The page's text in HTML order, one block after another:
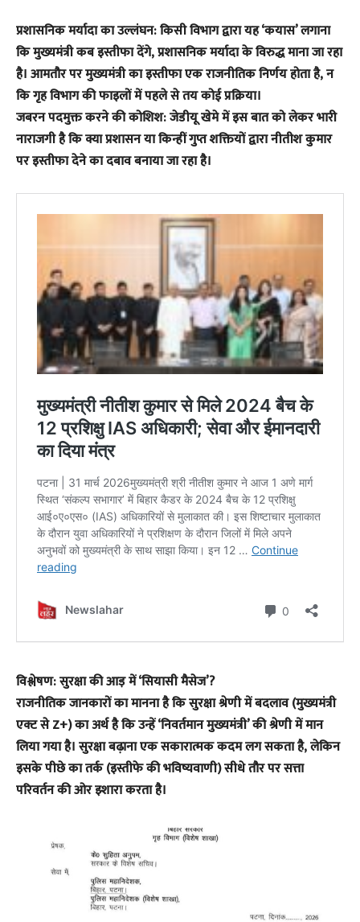
​प्रशासनिक मर्यादा का उल्लंघन: किसी विभाग द्वारा यह ‘कयास’ लगाना
कि मुख्यमंत्री कब इस्तीफा देंगे, प्रशासनिक मर्यादा के विरुद्ध माना जा रहा
है। आमतौर पर मुख्यमंत्री का इस्तीफा एक राजनीतिक निर्णय होता है, न
कि गृह विभाग की फाइलों में पहले से तय कोई प्रक्रिया।
​जबरन पदमुक्त करने की कोशिश: जेडीयू खेमे में इस बात को लेकर भारी
नाराजगी है कि क्या प्रशासन या किन्हीं गुप्त शक्तियों द्वारा नीतीश कुमार
पर इस्तीफा देने का दबाव बनाया जा रहा है।
​विश्लेषण: सुरक्षा की आड़ में ‘सियासी मैसेज’?
​राजनीतिक जानकारों का मानना है कि सुरक्षा श्रेणी में बदलाव (मुख्यमंत्री
एक्ट से Z+) का अर्थ है कि उन्हें ‘निवर्तमान मुख्यमंत्री’ की श्रेणी में मान
लिया गया है। सुरक्षा बढ़ाना एक सकारात्मक कदम लग सकता है, लेकिन
इसके पीछे का तर्क (इस्तीफे की भविष्यवाणी) सीधे तौर पर सत्ता
परिवर्तन की ओर इशारा करता है।